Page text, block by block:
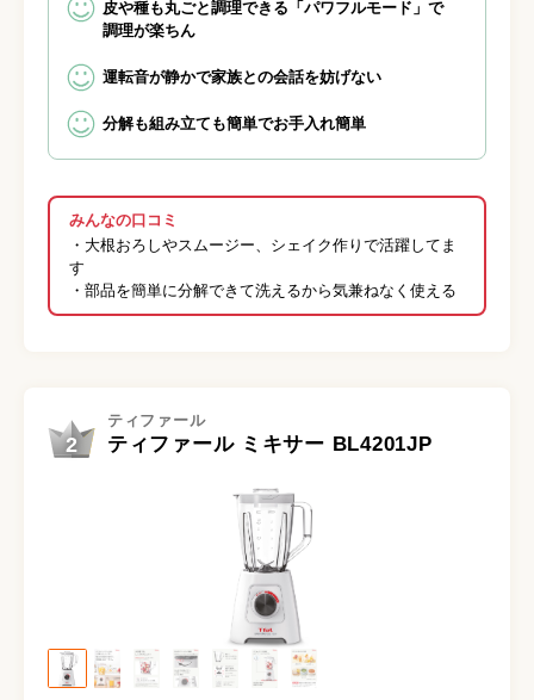
皮や種も丸ごと調理できる「パワフルモード」で
調理が楽ちん
運転音が静かで家族との会話を妨げない
分解も組み立ても簡単でお手入れ簡単
みんなの口コミ
・大根おろしやスムージー、シェイク作りで活躍してま
す
・部品を簡単に分解できて洗えるから気兼ねなく使える
2
ティファール
ティファール ミキサー BL4201JP